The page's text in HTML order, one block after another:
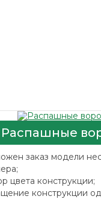
Распашные
заказ модели
цвета конструкции;
конструкции